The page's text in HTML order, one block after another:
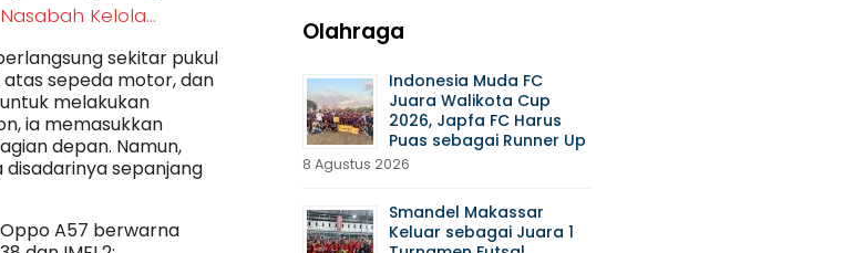
Kelola…
sekitar pukul
atas sepeda motor, dan
melakukan
ia memasukkan
depan. Namun,
sepanjang
A57 berwarna
Olahraga
Indonesia Muda FC
Juara Walikota Cup
2026, Japfa FC Harus
Puas sebagai Runner Up
8 Agustus 2026
Smandel Makassar
Keluar sebagai Juara 1